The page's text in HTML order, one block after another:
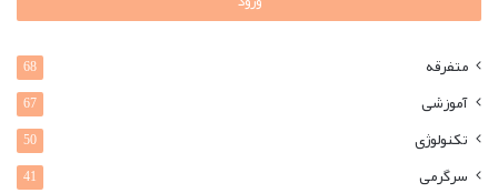
متفرقه 68
آموزشی 67
تکنولوژی 50
سرگرمی 41